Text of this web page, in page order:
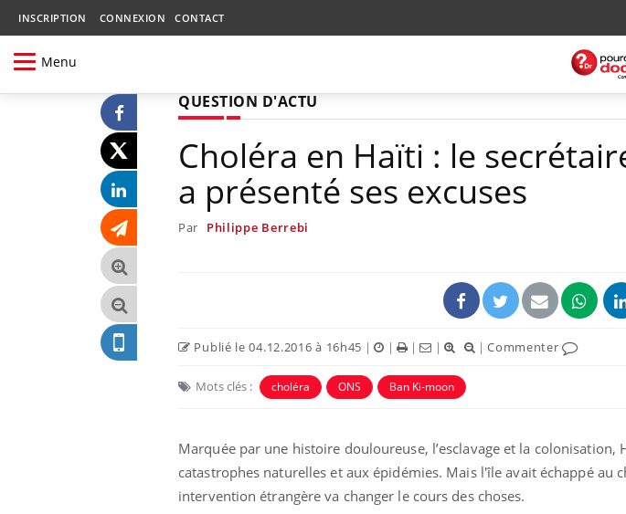
INSCRIPTION CONNEXION CONTACT
Menu
QUESTION D'ACTU
Choléra en Haïti : le
a présenté ses excuses
Par Philippe Berrebi
Publié le 04.12.2016 à 16h45 | | | | |Commenter
Mots clés : choléra ONS Ban Ki-moon
Marquée par une histoire douloureuse, l’esclavage et la
catastrophes naturelles et aux épidémies. Mais l'île avait échappé au
intervention étrangère va changer le cours des choses.
Chikungunya, dengue, La sieste empêche-t-